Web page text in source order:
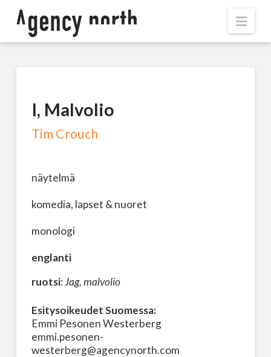
I, Malvolio
Tim Crouch
näytelmä
komedia, lapset & nuoret
monologi
englanti
ruotsi:Jag, malvolio
Esitysoikeudet Suomessa:
Emmi Pesonen Westerberg
emmi.pesonen-
westerberg@agencynorth.com